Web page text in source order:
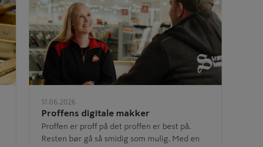
17.06.2026
Proffens digitale makker
Proffen er proff på det proffen er best på.
Resten bør gå så smidig som mulig. Med en